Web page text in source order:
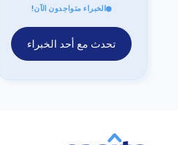
الخبراء متواجدون الآن!
تحدث مع أحد الخبراء